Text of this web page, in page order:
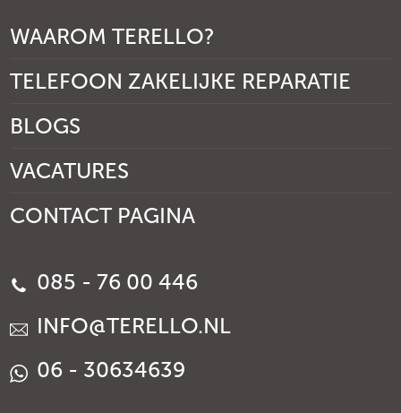
WAAROM TERELLO?
TELEFOON ZAKELIJKE REPARATIE
BLOGS
VACATURES
CONTACT PAGINA
085 - 76 00 446
INFO@TERELLO.NL
06 - 30634639